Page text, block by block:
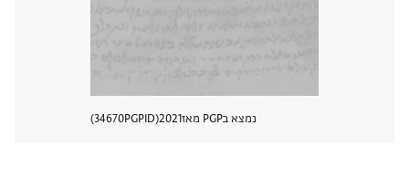
נמצא בPGP מאז 2021
PGPID
34670